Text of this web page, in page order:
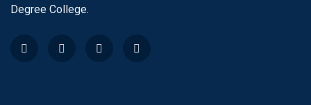
Degree College.